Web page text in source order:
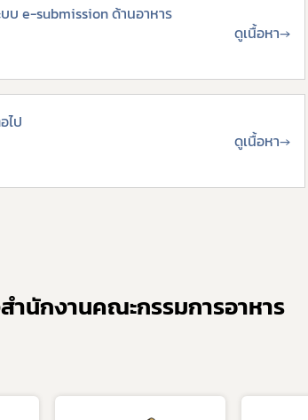
e-submission ด้านอาหาร
ดูเนื้อหา→
ไป
ดูเนื้อหา→
ำนักงานคณะกรรมการอาหาร